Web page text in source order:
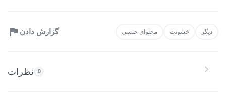
گزارش دادن محتوای جنسی خشونت دیگر
نظرات 0